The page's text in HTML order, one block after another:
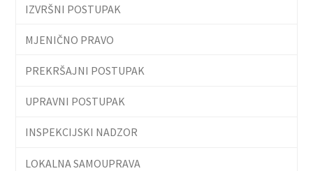
IZVRŠNI POSTUPAK
MJENIČNO PRAVO
PREKRŠAJNI POSTUPAK
UPRAVNI POSTUPAK
INSPEKCIJSKI NADZOR
LOKALNA SAMOUPRAVA